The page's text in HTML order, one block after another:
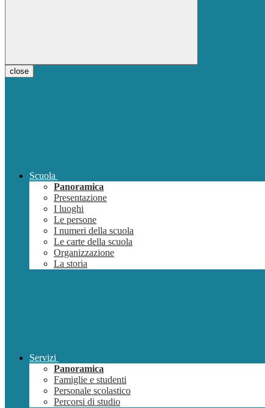
close
Scuola
Panoramica
Presentazione
I luoghi
Le persone
I numeri della scuola
Le carte della scuola
Organizzazione
La storia
Servizi
Panoramica
Famiglie e studenti
Personale scolastico
Percorsi di studio